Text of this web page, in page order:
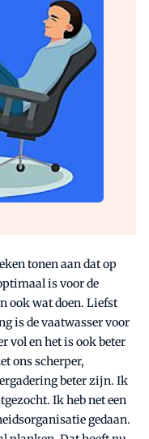
tonen aan dat op
is voor de
ook wat doen. Liefst
is de vaatwasser voor
vol en het is ook beter
ons scherper,
beter zijn. Ik
Ik heb net een
gedaan.